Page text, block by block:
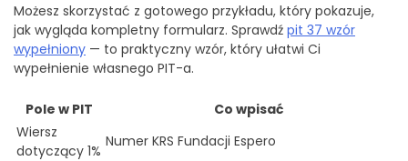
Możesz skorzystać z gotowego przykładu, który pokazuje,
jak wygląda kompletny formularz. Sprawdź pit 37 wzór
wypełniony — to praktyczny wzór, który ułatwi Ci
wypełnienie własnego PIT-a.
Pole w PIT
Co wpisać
Wiersz
dotyczący 1%
Numer KRS Fundacji Espero